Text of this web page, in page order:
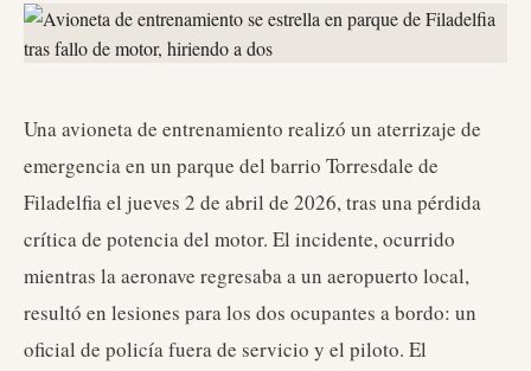
Una avioneta de entrenamiento realizó un aterrizaje de
emergencia en un parque del barrio Torresdale de
Filadelfia el jueves 2 de abril de 2026, tras una pérdida
crítica de potencia del motor. El incidente, ocurrido
mientras la aeronave regresaba a un aeropuerto local,
resultó en lesiones para los dos ocupantes a bordo: un
oficial de policía fuera de servicio y el piloto. El